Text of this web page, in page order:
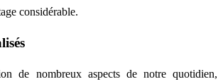
considérable.
de nombreux aspects de notre quotidien,